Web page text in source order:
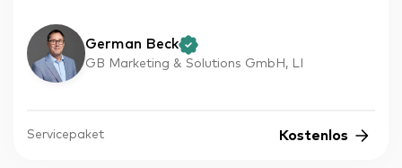
German Beck
GB Marketing & Solutions GmbH, LI
Servicepaket Kostenlos